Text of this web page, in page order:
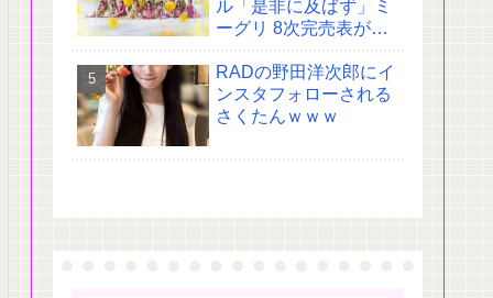
ル「是非に及ばず」ミ
ーグリ 8次完売表がこ
RADの野田洋次郎にイ
ンスタフォローされる
さくたんｗｗｗ